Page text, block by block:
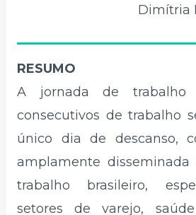
Dimítria
RESUMO
A jornada de trabalho
consecutivos de trabalho
único dia de descanso,
amplamente
trabalho brasileiro,
setores de varejo,